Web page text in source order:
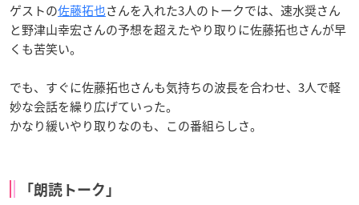
ゲストの佐藤拓也さんを入れた3人のトークでは、速水奨さん
と野津山幸宏さんの予想を超えたやり取りに佐藤拓也さんが早
くも苦笑い。
でも、すぐに佐藤拓也さんも気持ちの波長を合わせ、3人で軽
妙な会話を繰り広げていった。
かなり緩いやり取りなのも、この番組らしさ。
「朗読トーク」